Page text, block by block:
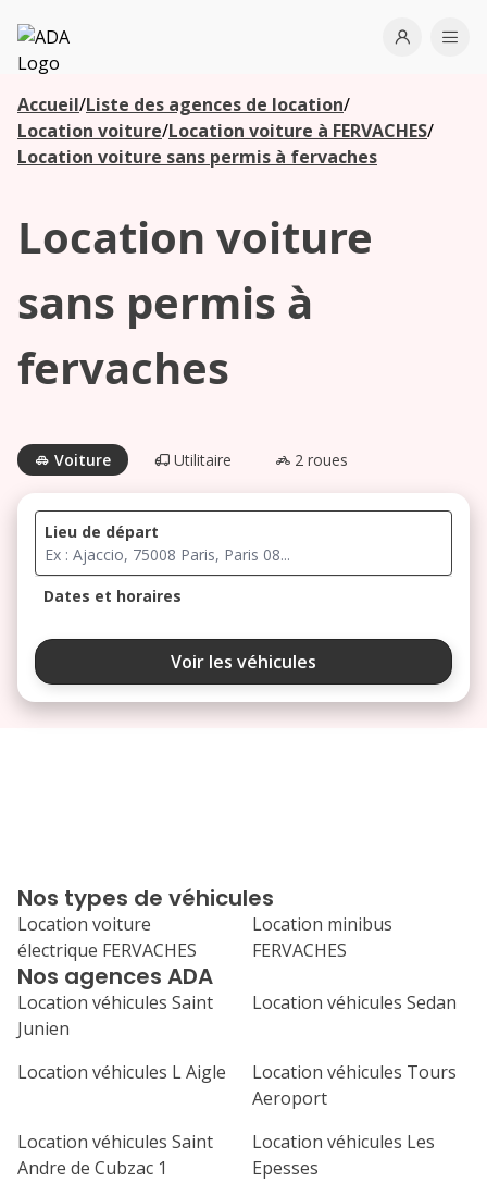
ADA
Open
Accueil/Liste des agences de location/
Location voiture/Location voiture à FERVACHES/
Location voiture sans permis à fervaches
Location voiture
sans permis à
fervaches
Voiture Utilitaire 2 roues
Lieu de départ
Dates et horaires
août 2026
ma me
24 25 26
31
septembre 2026
1
3
9
14 16
Voir les véhicules
Nos agences ADA
Location véhicules Saint
Junien
Location véhicules Sedan
Location véhicules L Aigle
Location véhicules Tours
Aeroport
Location véhicules Saint
Andre de Cubzac 1
Location véhicules Les
Epesses
Nos types de véhicules
Location voiture
électrique FERVACHES
Location minibus
FERVACHES
Les
agences à
proximité
Commencez
recherche
agences à
proximité